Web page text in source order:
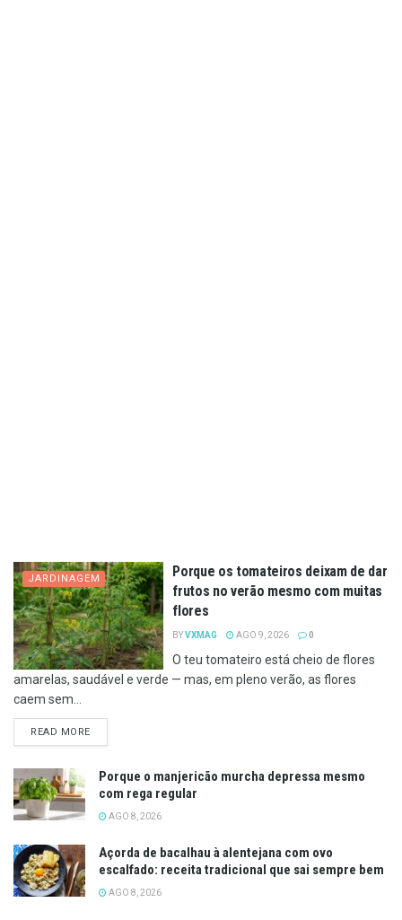
JARDINAGEM
Porque os tomateiros deixam de dar
frutos no verão mesmo com muitas
flores
BYVXMAG AGO 9, 2026 0
O teu tomateiro está cheio de flores
amarelas, saudável e verde — mas, em pleno verão, as flores
caem sem...
READ MOREDETAILS
Porque o manjericão murcha depressa mesmo
com rega regular
AGO 8, 2026
Açorda de bacalhau à alentejana com ovo
escalfado: receita tradicional que sai sempre bem
AGO 8, 2026